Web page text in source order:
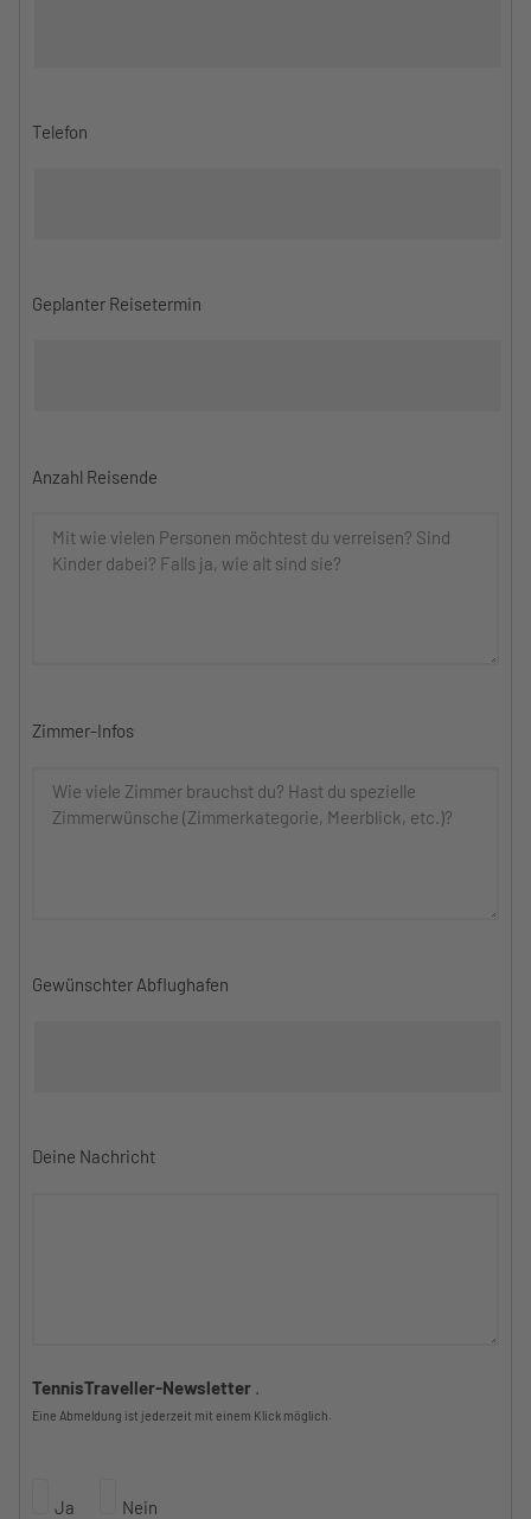
Telefon
Geplanter Reisetermin
Anzahl Reisende
Zimmer-Infos
Gewünschter Abflughafen
Deine Nachricht
TennisTraveller-Newsletter .
Eine Abmeldung ist jederzeit mit einem Klick möglich.
Ja Nein